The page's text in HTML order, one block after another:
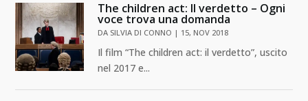
The children act: Il verdetto – Ogni
voce trova una domanda
DA SILVIA DI CONNO | 15, NOV 2018
Il film “The children act: il verdetto”, uscito
nel 2017 e...